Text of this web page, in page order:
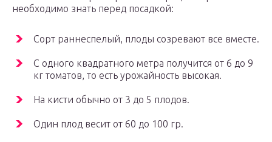
необходимо знать перед посадкой:
Сорт раннеспелый, плоды созревают все вместе.
С одного квадратного метра получится от 6 до 9
кг томатов, то есть урожайность высокая.
На кисти обычно от 3 до 5 плодов.
Один плод весит от 60 до 100 гр.